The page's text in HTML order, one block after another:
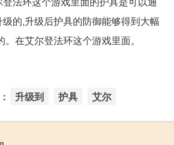
的,升级后护具的防御能够得到大幅
在艾尔登法环这个游戏里面。
升级到 护具 艾尔